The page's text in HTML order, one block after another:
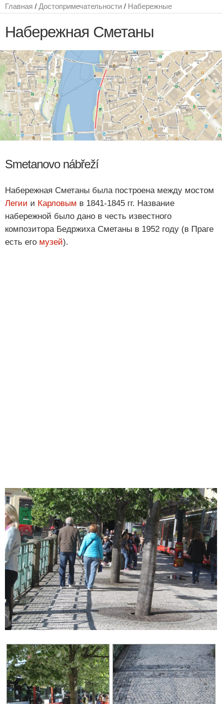
Главная / Достопримечательности / Набережные
Набережная Сметаны
Smetanovo nábřeží
Набережная Сметаны была построена между мостом
Легии и Карловым в 1841-1845 гг. Название
набережной было дано в честь известного
композитора Бедржиха Сметаны в 1952 году (в Праге
есть его музей).